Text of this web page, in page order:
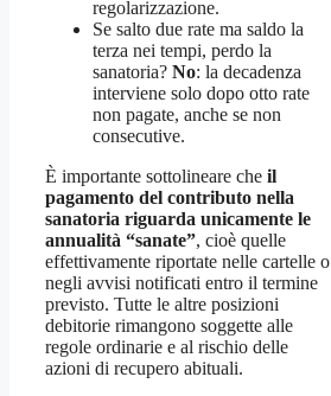
regolarizzazione.
Se salto due rate ma saldo la
terza nei tempi, perdo la
sanatoria? No: la decadenza
interviene solo dopo otto rate
non pagate, anche se non
consecutive.
È importante sottolineare che il
pagamento del contributo nella
sanatoria riguarda unicamente le
annualità “sanate”, cioè quelle
effettivamente riportate nelle cartelle o
negli avvisi notificati entro il termine
previsto. Tutte le altre posizioni
debitorie rimangono soggette alle
regole ordinarie e al rischio delle
azioni di recupero abituali.